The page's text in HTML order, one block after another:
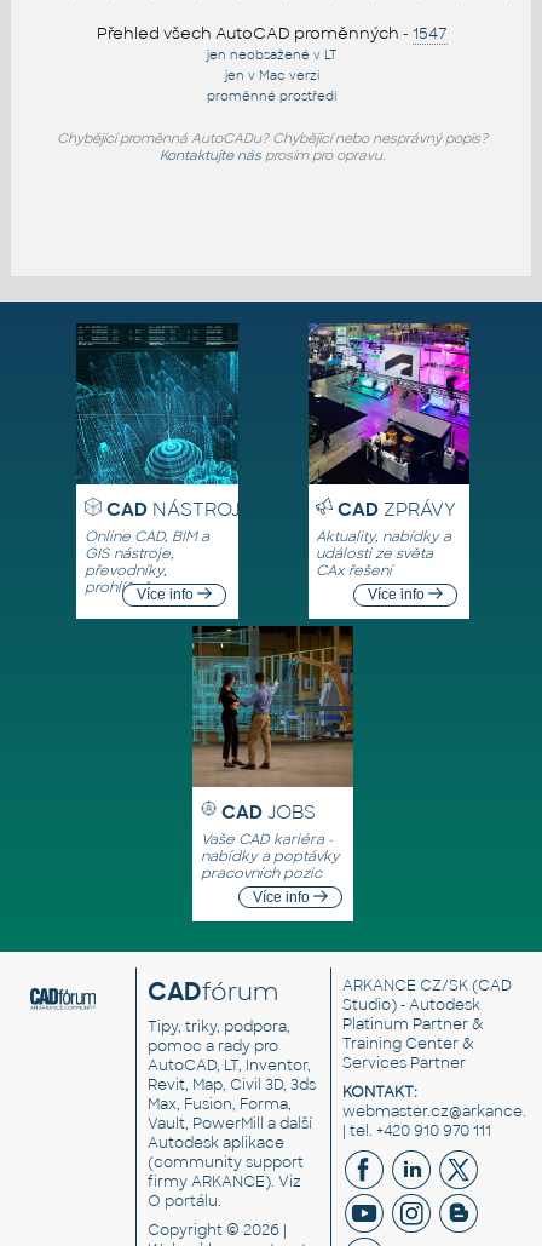
Přehled všech AutoCAD proměnných - 1547
jen neobsažené v LT
jen v Mac verzi
proměnné prostředí
Chybějící proměnná AutoCADu? Chybějící nebo nesprávný popis?
Kontaktujte násprosím pro opravu.
CADNÁSTROJE
Online CAD, BIM a
GIS nástroje,
převodníky,
prohlížečeVíce info
CADZPRÁVY
Aktuality, nabídky a
události ze světa
CAx řešení
Více info
CAD JOBS
Vaše CAD kariéra -
nabídky a poptávky
pracovních pozic
Více info
CADfórum
Tipy, triky, podpora,
pomoc a rady pro
AutoCAD, LT, Inventor,
Revit, Map, Civil 3D, 3ds
Max, Fusion, Forma,
Vault, PowerMill a další
Autodesk aplikace
(community support
firmy ARKANCE). Viz
O portálu.
Copyright © 2026 |
ARKANCE CZ/SK(CAD
Studio) - Autodesk
Platinum Partner &
Training Center &
Services Partner
KONTAKT:
| tel. +420 910 970 111